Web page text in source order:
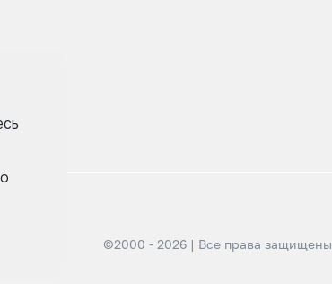
©2000 - 2026 | Все права защищены